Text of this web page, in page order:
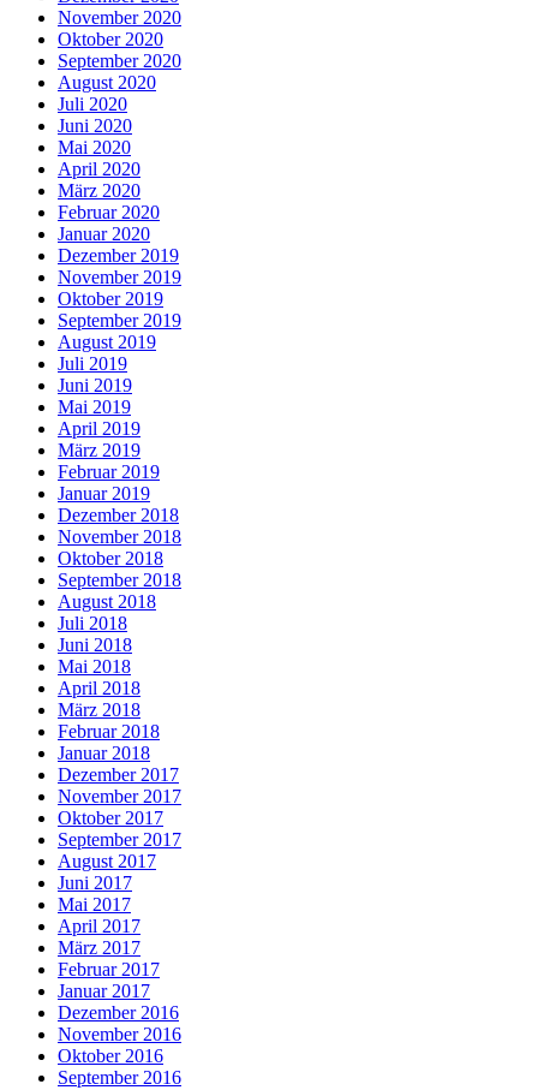
November 2020
Oktober 2020
September 2020
August 2020
Juli 2020
Juni 2020
Mai 2020
April 2020
März 2020
Februar 2020
Januar 2020
Dezember 2019
November 2019
Oktober 2019
September 2019
August 2019
Juli 2019
Juni 2019
Mai 2019
April 2019
März 2019
Februar 2019
Januar 2019
Dezember 2018
November 2018
Oktober 2018
September 2018
August 2018
Juli 2018
Juni 2018
Mai 2018
April 2018
März 2018
Februar 2018
Januar 2018
Dezember 2017
November 2017
Oktober 2017
September 2017
August 2017
Juni 2017
Mai 2017
April 2017
März 2017
Februar 2017
Januar 2017
Dezember 2016
November 2016
Oktober 2016
September 2016